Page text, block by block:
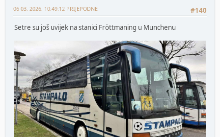
#140
06 03, 2026, 10:49:12 PRIJEPODNE
Setre su još uvijek na stanici Fröttmaning u Munchenu